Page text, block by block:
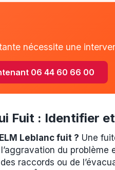
nécessite une
06 44 60 66 00
Fuit : Identifier
Leblanc fuit ? Une
du
raccords ou de